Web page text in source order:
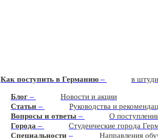
Как поступить в Германию – в
Блог –
Новости и акции
Статьи –
Руководства и
Вопросы и ответы –
О
Города –
Студенческие города
Cпециальности –
Направления